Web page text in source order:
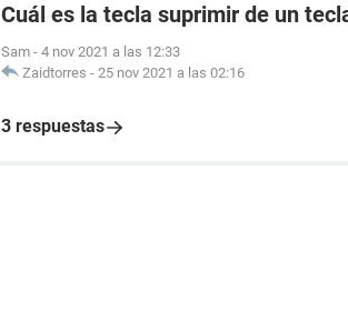
Cuál es la tecla suprimir de un
Sam - 4 nov 2021 a las 12:33
Zaidtorres - 25 nov 2021 a las 02:16
3 respuestas